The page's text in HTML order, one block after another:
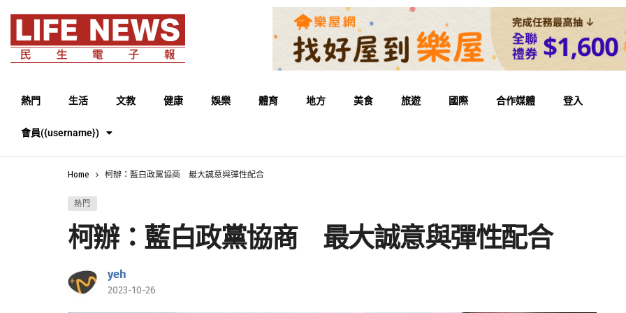
熱門 生活 文教 健康 娛樂 體育 地方 美食 旅遊 國際 合作媒體 登入
會員({username})
Home 柯辦：藍白政黨協商 最大誠意與彈性配合
熱門
柯辦：藍白政黨協商 最大誠意與彈性配合
yeh
2023-10-26